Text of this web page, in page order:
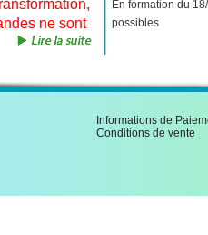
ne sont
En formation du
possibles
Informations de
Conditions de vente